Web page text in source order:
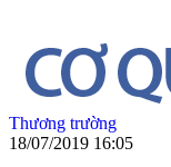
Thương trường
18/07/2019 16:05